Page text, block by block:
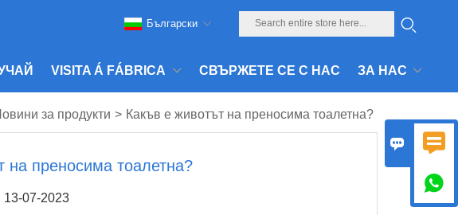
VISITA Á FÁBRICA СВЪРЖЕТЕ СЕ С НАС ЗА НАС
Български
за продукти > Какъв е животът на преносима тоалетна?
на преносима тоалетна?
13-07-2023
 
